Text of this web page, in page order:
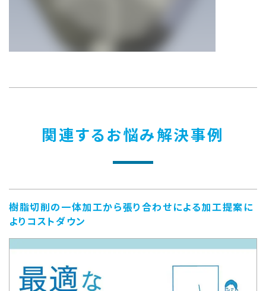
関連するお悩み解決事例
樹脂切削の一体加工から張り合わせによる加工提案に
よりコストダウン